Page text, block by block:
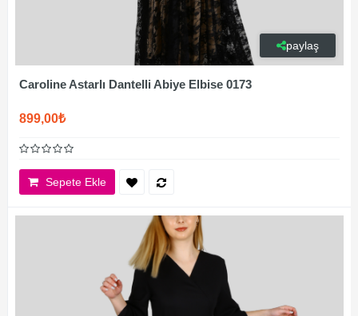
paylaş
Caroline Astarlı Dantelli Abiye Elbise 0173
899,00₺
Sepete Ekle